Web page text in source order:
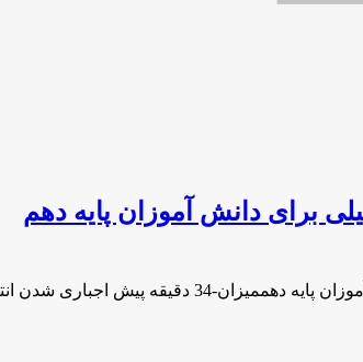
برای دانش آموزان پایه دهم
رشته تحصیلی برای دانش آموزان …